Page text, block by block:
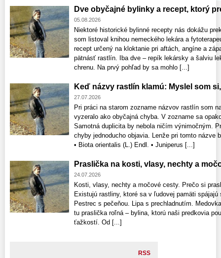
Dve obyčajné bylinky a recept, ktorý
05.08.2026
Niektoré historické bylinné recepty nás dokážu
som listoval knihou nemeckého lekára a
recept určený na kloktanie pri aftách, angíne a
pätnásť rastlín. Iba dve – repík lekársky a šalviu
chrenu. Na prvý pohľad by sa mohlo [...]
Keď názvy rastlín klamú: Myslel som
27.07.2026
Pri práci na starom zozname názvov rastlín som
vyzeralo ako obyčajná chyba. V zozname sa
Samotná duplicita by nebola ničím výnimočným.
chyby jednoducho objavia. Lenže pri tomto názve
• Biota orientalis (L.) Endl. • Juniperus [...]
Praslička na kosti, vlasy, nechty a
24.07.2026
Kosti, vlasy, nechty a močové cesty. Prečo si
Existujú rastliny, ktoré sa v ľudovej pamäti
Pestrec s pečeňou. Lipa s prechladnutím.
tu praslička roľná – bylina, ktorú naši predkovia
ťažkostí. Od [...]
RSS